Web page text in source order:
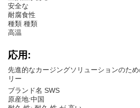
安全な
耐腐食性
種類 種類
高温
応用:
先進的なカージングソリューションのた
リー
ブランド名 SWS
原産地:中国